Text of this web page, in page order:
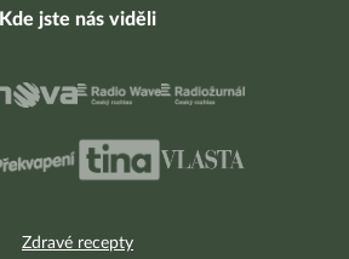
Zdravé recepty
Kde jste nás viděli